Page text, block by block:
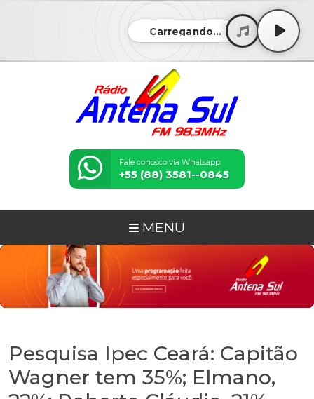
Carregando...
Fale conosco via Whatsapp:
+55 (88) 3581--0845
MENU
Pesquisa Ipec Ceará: Capitão
Wagner tem 35%; Elmano,